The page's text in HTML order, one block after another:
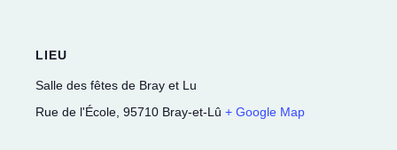
LIEU
Salle des fêtes de Bray et Lu
Rue de l'École 95710 Bray-et-Lû + Google Map